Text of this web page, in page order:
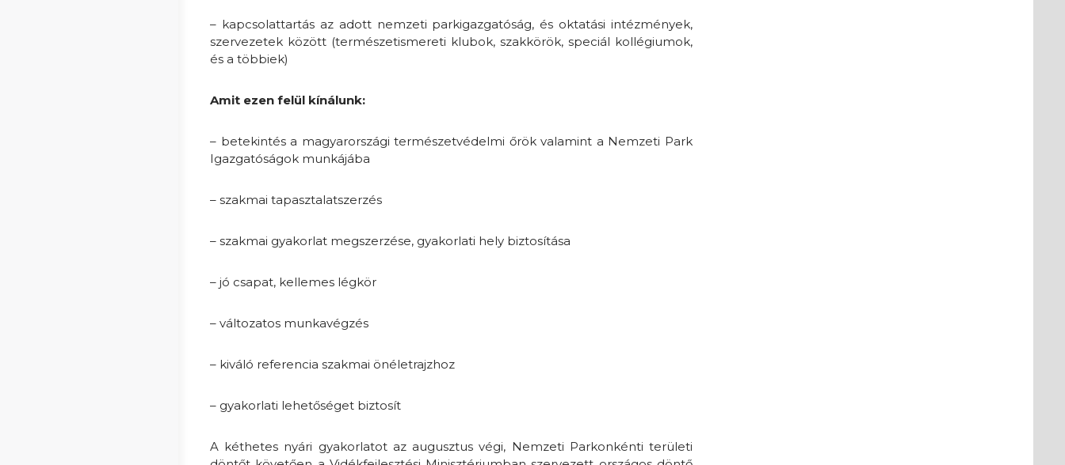
– kapcsolattartás az adott nemzeti parkigazgatóság, és oktatási intézmények,
szervezetek között (természetismereti klubok, szakkörök, speciál kollégiumok,
és a többiek)
Amit ezen felül kínálunk:
– betekintés a magyarországi természetvédelmi őrök valamint a Nemzeti Park
Igazgatóságok munkájába
– szakmai tapasztalatszerzés
– szakmai gyakorlat megszerzése, gyakorlati hely biztosítása
– jó csapat, kellemes légkör
– változatos munkavégzés
– kiváló referencia szakmai önéletrajzhoz
– gyakorlati lehetőséget biztosít
A kéthetes nyári gyakorlatot az augusztus végi, Nemzeti Parkonkénti területi